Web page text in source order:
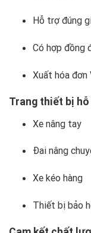
Hỗ trợ đúng
Có hợp đồng
Xuất hóa đơn
Trang thiết bị
Xe nâng tay
Đai nâng
Xe kéo hàng
Thiết bị bảo